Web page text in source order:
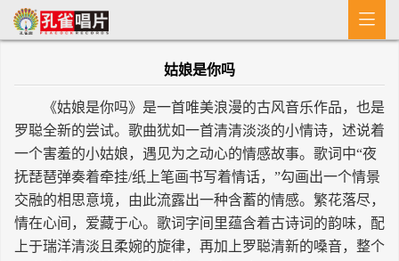
首 页
MV
新闻
艺人介绍
专辑
收歌

姑娘是你吗
《姑娘是你吗》是一首唯美浪漫的古风音乐作品，也是
罗聪全新的尝试。歌曲犹如一首清清淡淡的小情诗，述说着
一个害羞的小姑娘，遇见为之动心的情感故事。歌词中“夜
抚琵琶弹奏着牵挂/纸上笔画书写着情话，”勾画出一个情景
交融的相思意境，由此流露出一种含蓄的情感。繁花落尽，
情在心间，爱藏于心。歌词字间里蕴含着古诗词的韵味，配
上于瑞洋清淡且柔婉的旋律，再加上罗聪清新的嗓音，整个